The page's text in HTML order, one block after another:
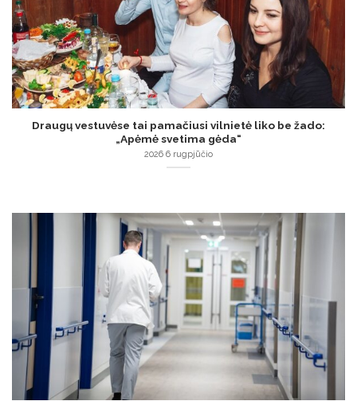
Draugų vestuvėse tai pamačiusi vilnietė liko be žado:
„Apėmė svetima gėda“
2026 6 rugpjūčio